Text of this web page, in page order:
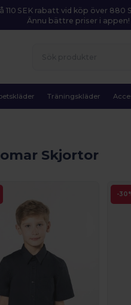
110 SEK rabatt vid köp över 880
Ännu bättre priser i appen!
Träningskläder
Skjortor
-